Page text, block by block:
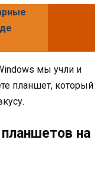
мы учли и
планшет, который
на